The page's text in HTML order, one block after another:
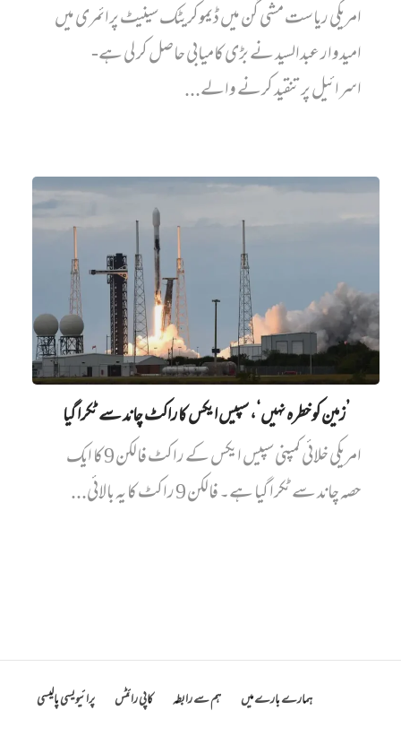
امریکی ریاست مشی گن میں ڈیموکریٹک سینیٹ پرائمری میں‌
امیدوار عبدالسید نے بڑی کامیابی حاصل کر لی ہے-
اسرائیل پر تنقید کرنے والے...
’زمین کو خطرہ نہیں‘، سپیس ایکس کا راکٹ چاند سے ٹکرا گیا
امریکی خلائی کمپنی سپیس ایکس کے راکٹ فالکن 9 کا ایک
حصہ چاند سے ٹکرا گیا ہے۔ فالکن 9 راکٹ کا یہ بالائی...
ہمارے بارے میں ہم سے رابطہ کاپی رائٹس پرائیویسی پالیسی